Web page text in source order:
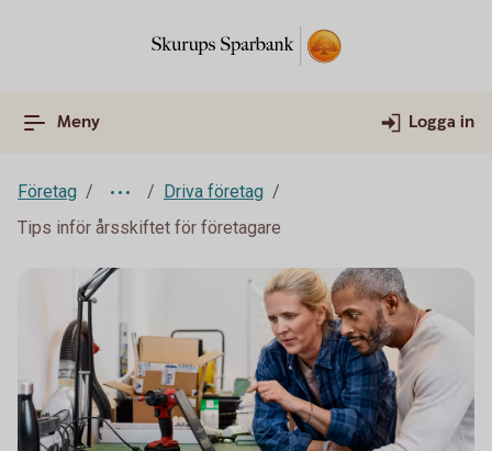
Meny Logga in
Företag
Driva företag
Tips inför årsskiftet för företagare